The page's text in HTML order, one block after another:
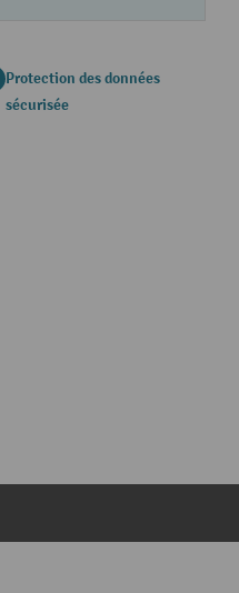
Protection des données
sécurisée